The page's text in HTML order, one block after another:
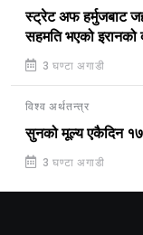
स्ट्रेट अफ हर्मुजबाट
सहमति भएको इरानको
3 घण्टा अगाडी
विश्व अर्थतन्त्र
सुनको मूल्य एकैदिन
3 घण्टा अगाडी